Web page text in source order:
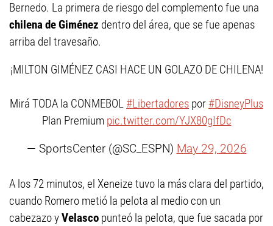
Bernedo. La primera de riesgo del complemento fue una
chilena de Giménez dentro del área, que se fue apenas
arriba del travesaño.
¡MILTON GIMÉNEZ CASI HACE UN GOLAZO DE CHILENA!
Mirá TODA la CONMEBOL #Libertadores por #DisneyPlus
Plan Premium pic.twitter.com/YJX80gIfDc
— SportsCenter (@SC_ESPN) May 29, 2026
A los 72 minutos, el Xeneize tuvo la más clara del partido,
cuando Romero metió la pelota al medio con un
cabezazo yVelasco punteó la pelota, que fue sacada por